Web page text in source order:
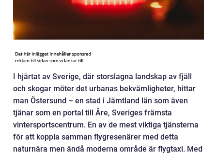
I hjärtat av Sverige, där storslagna landskap av fjäll
och skogar möter det urbanas bekvämligheter, hittar
man Östersund – en stad i Jämtland län som även
tjänar som en portal till Åre, Sveriges främsta
vintersportscentrum. En av de mest viktiga tjänsterna
för att koppla samman flygresenärer med detta
naturnära men ändå moderna område är flygtaxi. Med